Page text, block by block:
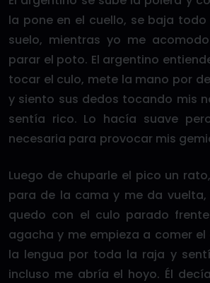
la pone en el cuello, se baja
suelo, mientras yo me
parar el poto. El argentino
tocar el culo, mete la mano por
y siento sus dedos tocando mis
sentía rico. Lo hacía suave
necesaria para provocar mis
Luego de chuparle el pico un
para de la cama y me da
quedo con el culo parado
agacha y me empieza a comer
la lengua por toda la raja y
incluso me abría el hoyo. Él